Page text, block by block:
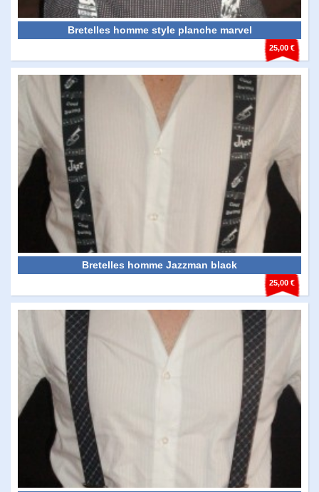
25,00 €
Bretelles homme style planche marvel
25,00 €
Bretelles homme Jazzman black